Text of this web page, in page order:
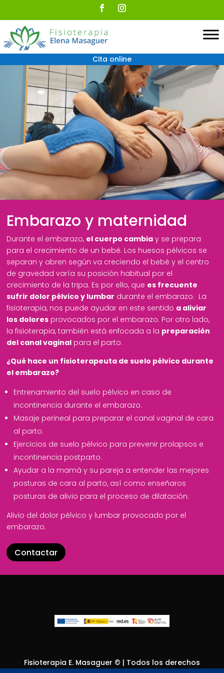
Cita online
Embarazo y maternidad
Durante el embarazo, el cuerpo cambia y se prepara
para el crecimiento de un bebé. Los huesos pélvicos se
separan y abren según va creciendo el bebé y el centro
de gravedad varía su posición habitual por el
crecimiento de la tripa. Es por ello, que es frecuente
sufrir dolor pélvico y lumbar durante el embarazo. La
fisioterapia, nos puede ayudar en este sentido a aliviar
los dolores provocados por el embarazo. Por otro lado,
la fisioterapia, también está enfocada a la preparación
del canal vaginal para el parto.
¿Qué hace un fisioterapeuta de suelo pélvico durante
el embarazo?
Entrenamiento del suelo pélvico en caso de
incontinencia durante el embarazo.
Masaje perineal para preparar el canal vaginal de cara
al parto.
Ejercicios de suelo pélvico para prevenir prolapsos e
incontinencia postparto.
Ayudar a la mamá y su pareja a entender las mejores
posturas de cara al parto, así como enseñaros
posturas de alivio para el proceso de dilatación.
Alivio del dolor pélvico y lumbar provocado por el
embarazo.
Contactar
Fisioterapia E. Masaguer © | Todos los derechos